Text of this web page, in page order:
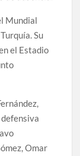
Mundial
Su
el Estadio
Omar